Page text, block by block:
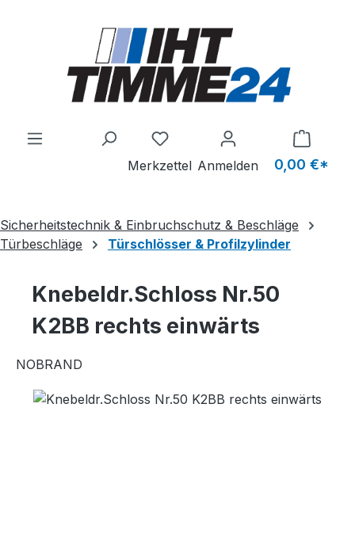
Du hast 0 Produkte auf dem
Merkzettel Anmelden 0,00 €*
Sicherheitstechnik & Einbruchschutz & Beschläge
Türbeschläge
Türschlösser & Profilzylinder
Knebeldr.Schloss Nr.50
K2BB rechts einwärts
NOBRAND
Bildergalerie überspringen